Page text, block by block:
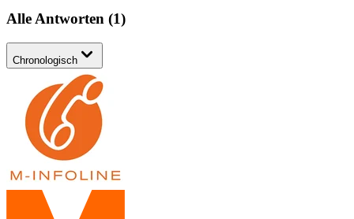
Alle Antworten (1)
Chronologisch